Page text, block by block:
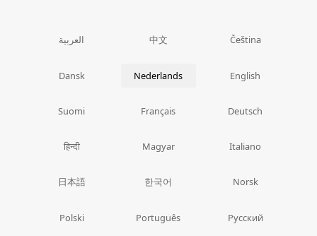
العربية 中文 Čeština
Dansk Nederlands English
Suomi Français Deutsch
हिन्दी Magyar Italiano
日本語 한국어 Norsk
Polski Português Русский